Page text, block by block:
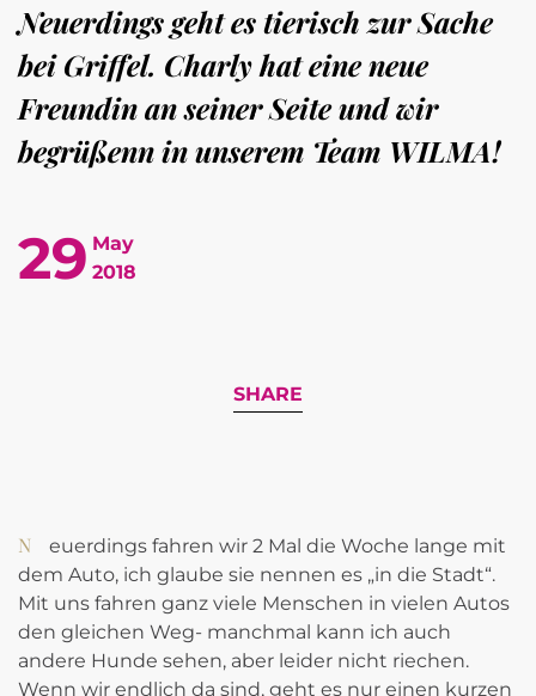
Neuerdings geht es tierisch zur Sache
bei Griffel. Charly hat eine neue
Freundin an seiner Seite und wir
begrüßenn in unserem Team WILMA!
29 May
2018
SHARE
Neuerdings fahren wir 2 Mal die Woche lange mit
dem Auto, ich glaube sie nennen es „in die Stadt“.
Mit uns fahren ganz viele Menschen in vielen Autos
den gleichen Weg- manchmal kann ich auch
andere Hunde sehen, aber leider nicht riechen.
Wenn wir endlich da sind, geht es nur einen kurzen